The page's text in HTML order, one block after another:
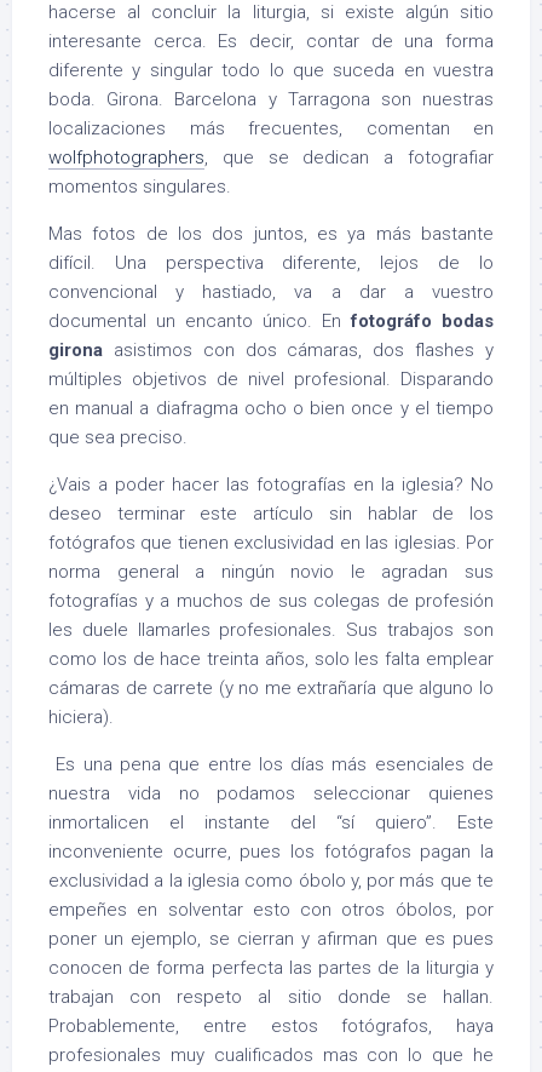
hacerse al concluir la liturgia, si existe algún sitio
interesante cerca. Es decir, contar de una forma
diferente y singular todo lo que suceda en vuestra
boda. Girona. Barcelona y Tarragona son nuestras
localizaciones más frecuentes, comentan en
wolfphotographers, que se dedican a fotografiar
momentos singulares.
Mas fotos de los dos juntos, es ya más bastante
difícil. Una perspectiva diferente, lejos de lo
convencional y hastiado, va a dar a vuestro
documental un encanto único. Enfotográfo bodas
girona asistimos con dos cámaras, dos flashes y
múltiples objetivos de nivel profesional. Disparando
en manual a diafragma ocho o bien once y el tiempo
que sea preciso.
¿Vais a poder hacer las fotografías en la iglesia? No
deseo terminar este artículo sin hablar de los
fotógrafos que tienen exclusividad en las iglesias. Por
norma general a ningún novio le agradan sus
fotografías y a muchos de sus colegas de profesión
les duele llamarles profesionales. Sus trabajos son
como los de hace treinta años, solo les falta emplear
cámaras de carrete (y no me extrañaría que alguno lo
hiciera).
Es una pena que entre los días más esenciales de
nuestra vida no podamos seleccionar quienes
inmortalicen el instante del “sí quiero”. Este
inconveniente ocurre, pues los fotógrafos pagan la
exclusividad a la iglesia como óbolo y, por más que te
empeñes en solventar esto con otros óbolos, por
poner un ejemplo, se cierran y afirman que es pues
conocen de forma perfecta las partes de la liturgia y
trabajan con respeto al sitio donde se hallan.
Probablemente, entre estos fotógrafos, haya
profesionales muy cualificados mas con lo que he